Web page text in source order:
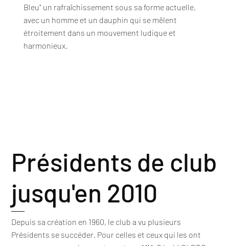
Bleu" un rafraîchissement sous sa forme actuelle,
avec un homme et un dauphin qui se mêlent
étroitement dans un mouvement ludique et
harmonieux.
Présidents de club
jusqu'en 2010 ​
Depuis sa création en 1960, le club a vu plusieurs
Présidents se succéder. Pour celles et ceux qui les ont